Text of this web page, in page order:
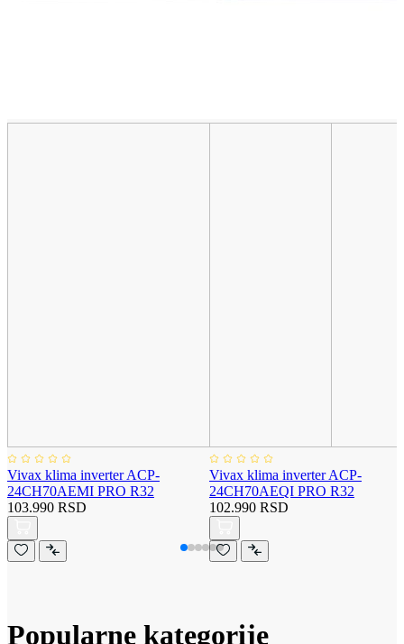
Vivax klima inverter ACP-
24CH70AEMI PRO R32
103.990 RSD
Vivax klima inverter ACP-
24CH70AEQI PRO R32
102.990 RSD
Popularne kategorije